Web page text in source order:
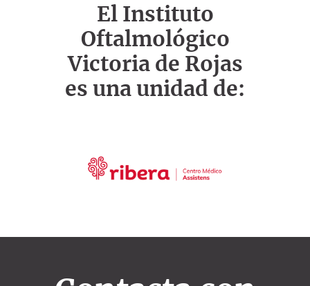
El Instituto
Oftalmológico
Victoria de Rojas
es una unidad de: